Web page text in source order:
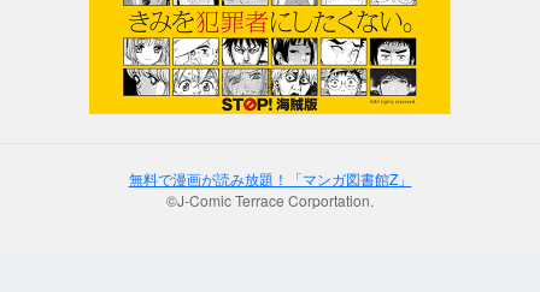
無料で漫画が読み放題！「マンガ図書館Z」
©J-Comic Terrace Corportation.